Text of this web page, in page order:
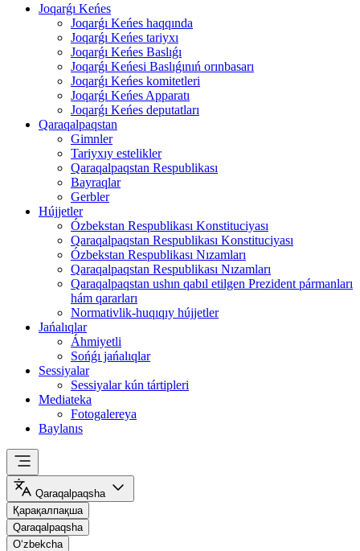
Joqarǵı Keńes
Joqarǵı Keńes haqqında
Joqarǵı Keńes tariyxı
Joqarǵı Keńes Baslıǵı
Joqarǵı Keńesi Baslıǵınıń orınbasarı
Joqarǵı Keńes komitetleri
Joqarǵı Keńes Apparatı
Joqarǵı Keńes deputatları
Qaraqalpaqstan
Gimnler
Tariyxıy estelikler
Qaraqalpaqstan Respublikası
Bayraqlar
Gerbler
Hújjetler
Ózbekstan Respublikası Konstituciyası
Qaraqalpaqstan Respublikası Konstituciyası
Ózbekstan Respublikası Nızamları
Qaraqalpaqstan Respublikası Nızamları
Qaraqalpaqstan ushın qabıl etilgen Prezident pármanları
hám qararları
Normativlik-huqıqıy hújjetler
Jańalıqlar
Áhmiyetli
Sońǵı jańalıqlar
Sessiyalar
Sessiyalar kún tártipleri
Mediateka
Fotogalereya
Baylanıs
Qaraqalpaqsha
Қарақалпақша
Qaraqalpaqsha
O‘zbekcha